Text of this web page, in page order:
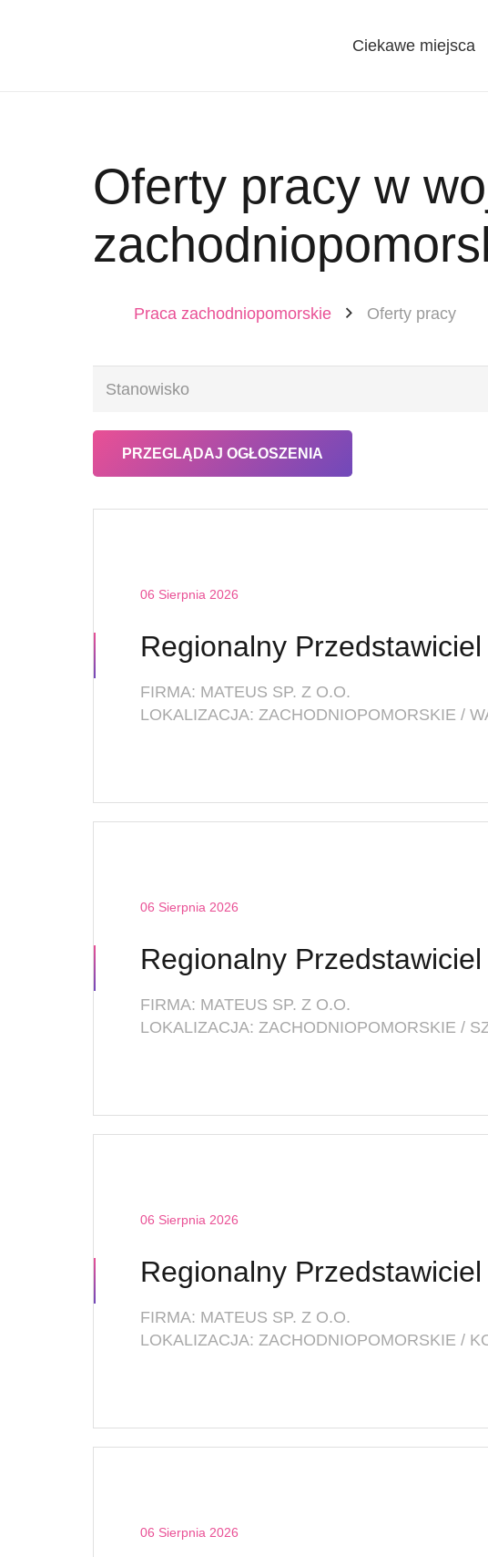
Ciekawe miejsca
Oferty pracy w
Praca zachodniopomorskie Oferty pracy
06 Sierpnia 2026
FIRMA: MATEUS SP. Z O.O.
LOKALIZACJA: ZACHODNIOPOMORSKIE /
06 Sierpnia 2026
FIRMA: MATEUS SP. Z O.O.
LOKALIZACJA: ZACHODNIOPOMORSKIE /
06 Sierpnia 2026
FIRMA: MATEUS SP. Z O.O.
LOKALIZACJA: ZACHODNIOPOMORSKIE /
06 Sierpnia 2026